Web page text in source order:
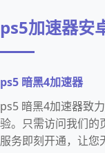
ps5加速器安
ps5 暗黑4加速器
ps5 暗黑4加速器致
验。只需访问我们的
服务即刻开通，让您